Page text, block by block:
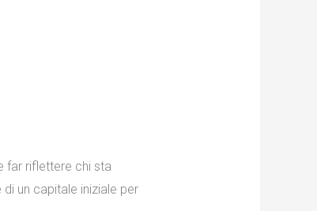
far riflettere chi sta
un capitale iniziale per